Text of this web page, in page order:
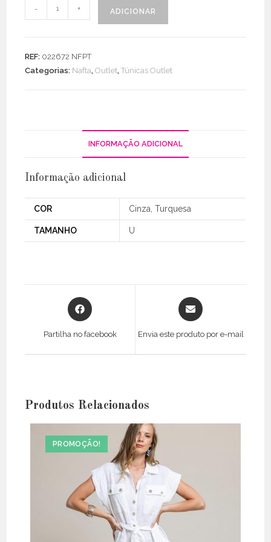
Quantidade
de
- + ADICIONAR
REF: 022672 NFPT
Categorias: Nafta,Outlet,Túnicas Outlet
INFORMAÇÃO ADICIONAL
Informação adicional
COR Cinza, Turquesa
TAMANHO U
Opens
in
Partilha no facebook
Opens
in
Envia este produto por e-mail
Produtos Relacionados
PROMOÇÃO!